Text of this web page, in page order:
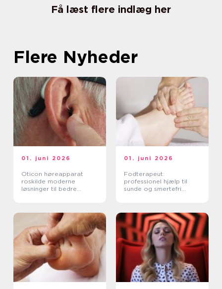
Få læst flere indlæg her
Flere Nyheder
01. juni 2026
Oticon høreapparat
roskilde moderne
løsninger til bedre
01. juni 2026
Fodterapeut:
professionel hjælp til
sunde og smertefri